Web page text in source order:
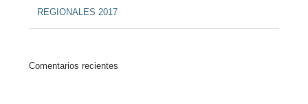
REGIONALES 2017
Comentarios recientes